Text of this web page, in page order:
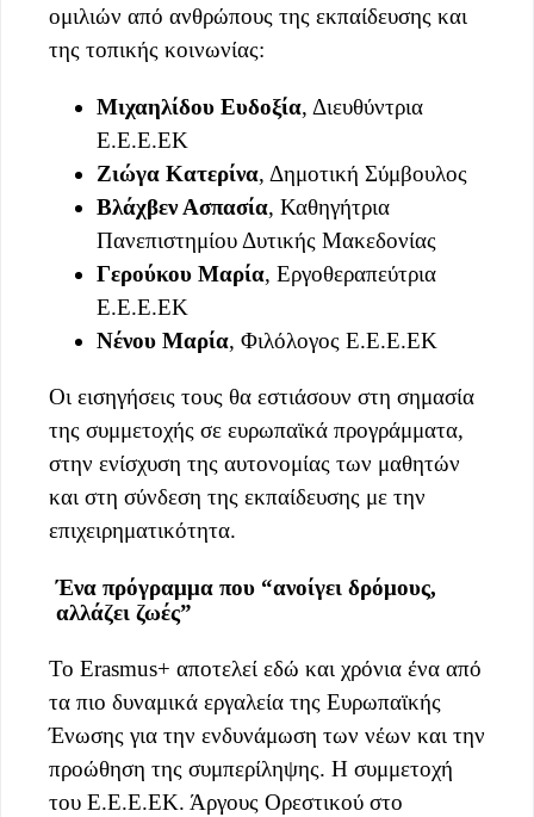
ομιλιών από ανθρώπους της εκπαίδευσης και
της τοπικής κοινωνίας:
Μιχαηλίδου Ευδοξία, Διευθύντρια
Ε.Ε.Ε.ΕΚ
Ζιώγα Κατερίνα, Δημοτική Σύμβουλος
Βλάχβεν Ασπασία, Καθηγήτρια
Πανεπιστημίου Δυτικής Μακεδονίας
Γερούκου Μαρία, Εργοθεραπεύτρια
Ε.Ε.Ε.ΕΚ
Νένου Μαρία, Φιλόλογος Ε.Ε.Ε.ΕΚ
Οι εισηγήσεις τους θα εστιάσουν στη σημασία
της συμμετοχής σε ευρωπαϊκά προγράμματα,
στην ενίσχυση της αυτονομίας των μαθητών
και στη σύνδεση της εκπαίδευσης με την
επιχειρηματικότητα.
Ένα πρόγραμμα που “ανοίγει δρόμους,
αλλάζει ζωές”
Το Erasmus+ αποτελεί εδώ και χρόνια ένα από
τα πιο δυναμικά εργαλεία της Ευρωπαϊκής
Ένωσης για την ενδυνάμωση των νέων και την
προώθηση της συμπερίληψης. Η συμμετοχή
του Ε.Ε.Ε.ΕΚ. Άργους Ορεστικού στο